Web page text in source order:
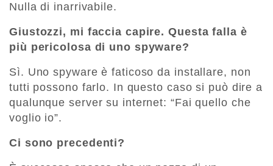
Nulla di inarrivabile.
Giustozzi, mi faccia capire. Questa falla è
più pericolosa di uno spyware?
Sì. Uno spyware è faticoso da installare, non
tutti possono farlo. In questo caso si può dire a
qualunque server su internet: “Fai quello che
voglio io”.
Ci sono precedenti?